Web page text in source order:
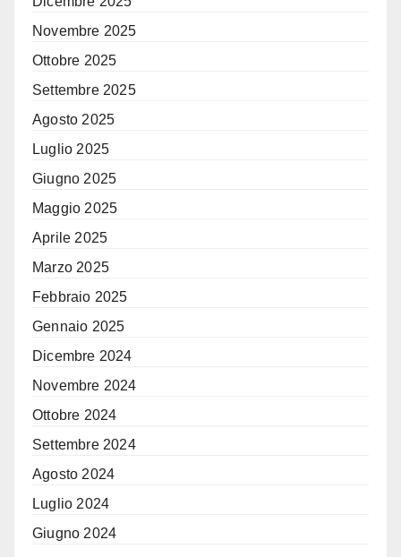
Novembre 2025
Ottobre 2025
Settembre 2025
Agosto 2025
Luglio 2025
Giugno 2025
Maggio 2025
Aprile 2025
Marzo 2025
Febbraio 2025
Gennaio 2025
Dicembre 2024
Novembre 2024
Ottobre 2024
Settembre 2024
Agosto 2024
Luglio 2024
Giugno 2024